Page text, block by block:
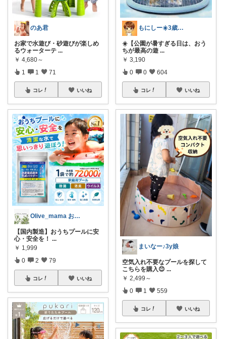
のあ君
お家で水遊び・砂遊びが楽しめ
るウォーターテ ...
￥ 4,680～
1 1 71
コレ いいね
Olive_mama おしゃれと暮らし
​【国内製造】おうちプールに安
心・安全を！ ...
￥ 1,999
0 2 79
コレ いいね
もにしー☀️3歳娘と0歳息子のパパ🧡
☀️【公園が暑すぎる日は、おう
ちが最高の遊 ...
￥ 3,190
0 0 604
コレ いいね
まいなー♪3y娘
空気入れ不要なプールを探して
こちらを購入😊 ...
￥ 2,499～
0 1 559
コレ いいね